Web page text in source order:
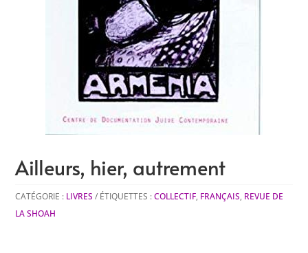
Ailleurs, hier, autrement
CATÉGORIE : LIVRES ÉTIQUETTES :COLLECTIF, FRANÇAIS, REVUE DE
LA SHOAH